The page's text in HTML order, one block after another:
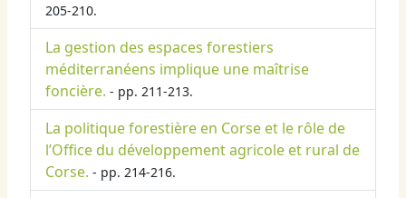
205-210.
La gestion des espaces forestiers
méditerranéens implique une maîtrise
foncière. - pp. 211-213.
La politique forestière en Corse et le rôle de
l’Office du développement agricole et rural de
Corse. - pp. 214-216.